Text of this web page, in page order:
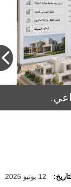
نحو
المشروع
12 يونيو 2026